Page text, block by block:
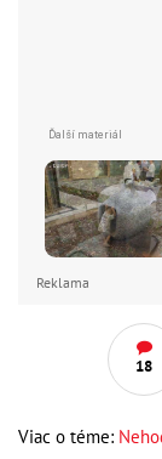
Reklama
18
Viac o téme: